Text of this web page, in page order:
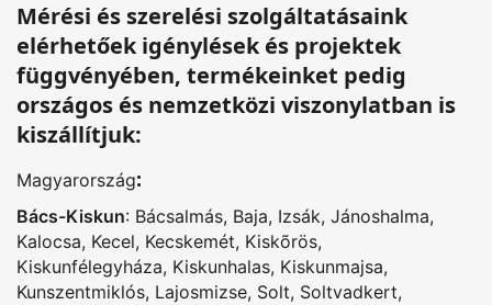
Mérési és szerelési szolgáltatásaink
elérhetőek igénylések és projektek
függvényében, termékeinket pedig
országos és nemzetközi viszonylatban is
kiszállítjuk:
Magyarország:
Bács-Kiskun: Bácsalmás, Baja, Izsák, Jánoshalma,
Kalocsa, Kecel, Kecskemét, Kiskõrös,
Kiskunfélegyháza, Kiskunhalas, Kiskunmajsa,
Kunszentmiklós, Lajosmizse, Solt, Soltvadkert,